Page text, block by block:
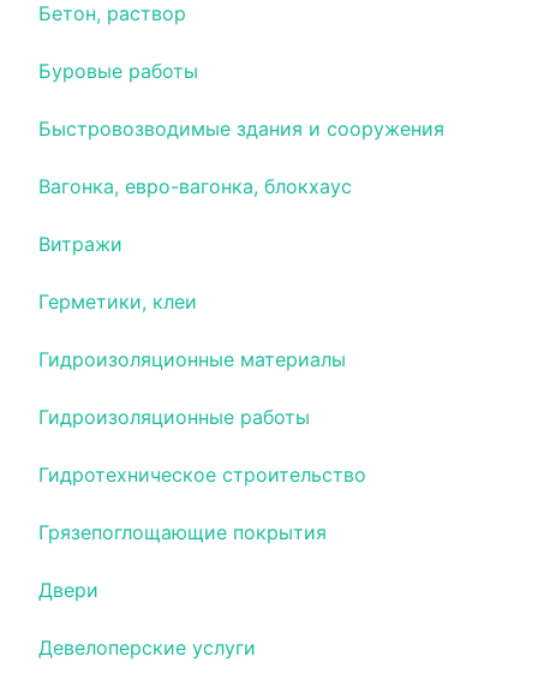
Бетон, раствор
Буровые работы
Быстровозводимые здания и сооружения
Вагонка, евро-вагонка, блокхаус
Витражи
Герметики, клеи
Гидроизоляционные материалы
Гидроизоляционные работы
Гидротехническое строительство
Грязепоглощающие покрытия
Двери
Девелоперские услуги